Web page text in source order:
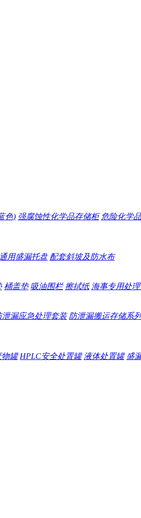
色) 强腐蚀性化学品存储柜 危险化学
通用盛漏托盘 配套斜坡及防水布
桶盖垫 吸油围栏 擦拭纸 海事专用处
泄漏应急处理套装 防泄漏搬运存储系
物罐 HPLC安全处置罐 液体处置罐 盛